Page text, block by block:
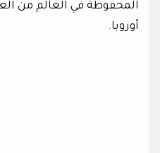
المحفوظة في العالم من
أوروبا.